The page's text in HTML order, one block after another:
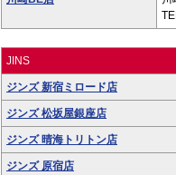
JINS
ジンズ 新宿ミロード店
ジンズ 松坂屋銀座店
ジンズ 晴海トリトン店
ジンズ 原宿店